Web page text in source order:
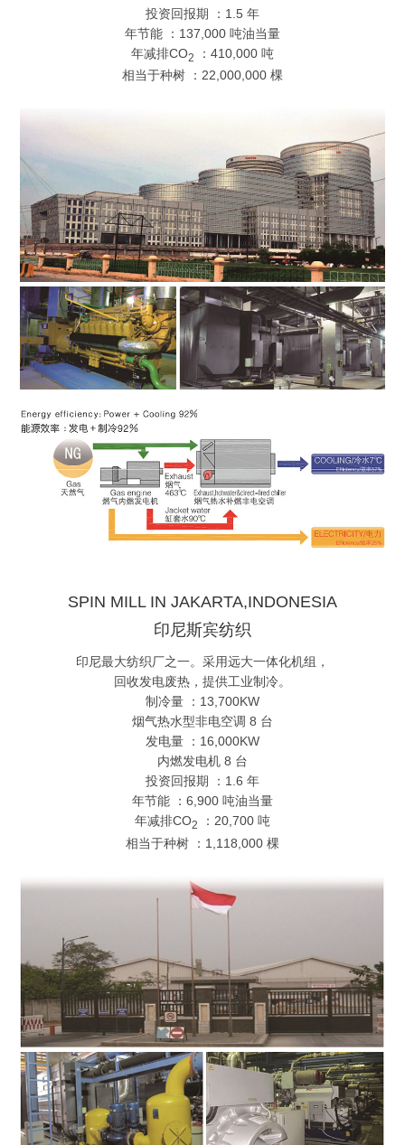
投资回报期 ：1.5 年
年节能 ：137,000 吨油当量
年减排CO2
：410,000 吨
相当于种树 ：22,000,000 棵
SPIN MILL IN JAKARTA,INDONESIA
印尼斯宾纺织
印尼最大纺织厂之一。采用远大一体化机组，
回收发电废热，提供工业制冷。
制冷量 ：13,700KW
烟气热水型非电空调 8 台
发电量 ：16,000KW
内燃发电机 8 台
投资回报期 ：1.6 年
年节能 ：6,900 吨油当量
年减排CO2
：20,700 吨
相当于种树 ：1,118,000 棵